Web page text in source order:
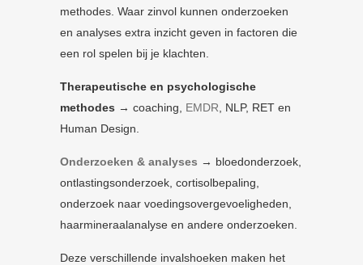
methodes. Waar zinvol kunnen onderzoeken
en analyses extra inzicht geven in factoren die
een rol spelen bij je klachten.
Therapeutische en psychologische
methodes → coaching, EMDR , NLP, RET en
Human Design.
Onderzoeken & analyses → bloedonderzoek,
ontlastingsonderzoek, cortisolbepaling,
onderzoek naar voedingsovergevoeligheden,
haarmineraalanalyse en andere onderzoeken.
Deze verschillende invalshoeken maken het